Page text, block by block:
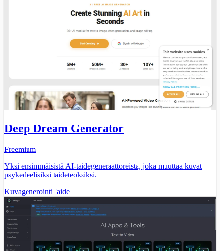
Deep Dream Generator
Freemium
Yksi ensimmäisistä AI-taidegeneraattoreista, joka muuttaa kuvat
psykedeelisiksi taideteoksiksi.
KuvagenerointiTaide